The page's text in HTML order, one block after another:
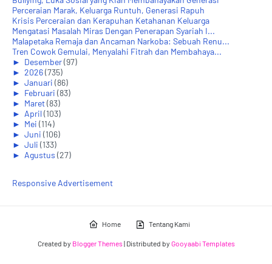
Perceraian Marak, Keluarga Runtuh, Generasi Rapuh
Krisis Perceraian dan Kerapuhan Ketahanan Keluarga
Mengatasi Masalah Miras Dengan Penerapan Syariah I...
Malapetaka Remaja dan Ancaman Narkoba: Sebuah Renu...
Tren Cowok Gemulai, Menyalahi Fitrah dan Membahaya...
► Desember(97)
► 2026(735)
► Januari (86)
► Februari (83)
► Maret(83)
► April(103)
► Mei (114)
► Juni (106)
► Juli (133)
► Agustus (27)
Responsive Advertisement
Home Tentang Kami
Created by Blogger Themes| Distributed by Gooyaabi Templates